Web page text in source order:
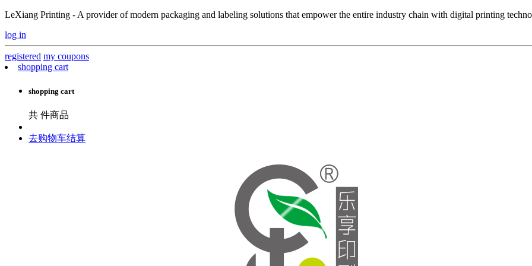
LeXiang Printing - A provider of modern packaging and labeling solutions that empower the entire industry chain with digital printing
log in
registered my coupons
shopping cart
shopping cart
共 件商品
去购物车结算